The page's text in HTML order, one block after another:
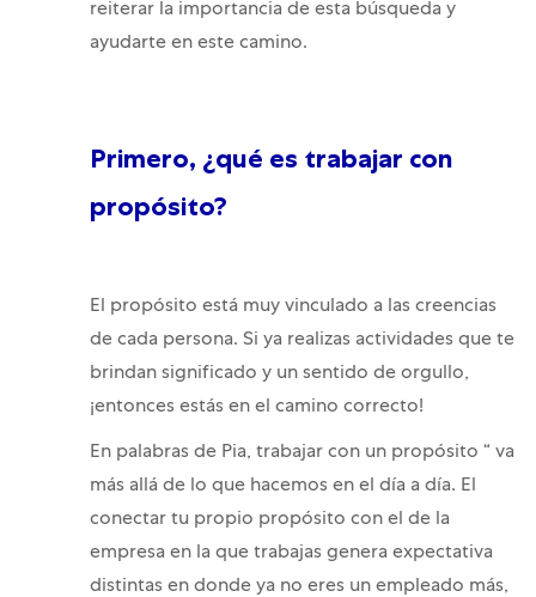
reiterar la importancia de esta búsqueda y
ayudarte en este camino.
Primero, ¿qué es trabajar con
propósito?
El propósito está muy vinculado a las creencias
de cada persona. Si ya realizas actividades que te
brindan significado y un sentido de orgullo,
¡entonces estás en el camino correcto!
En palabras de Pia, trabajar con un propósito “ va
más allá de lo que hacemos en el día a día. El
conectar tu propio propósito con el de la
empresa en la que trabajas genera expectativa
distintas en donde ya no eres un empleado más,